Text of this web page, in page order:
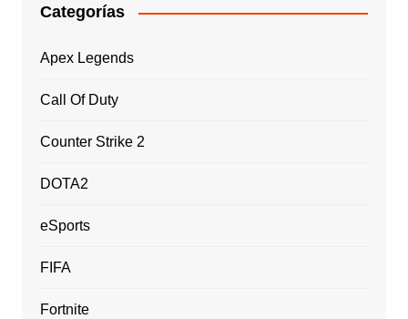
Categorías
Apex Legends
Call Of Duty
Counter Strike 2
DOTA2
eSports
FIFA
Fortnite